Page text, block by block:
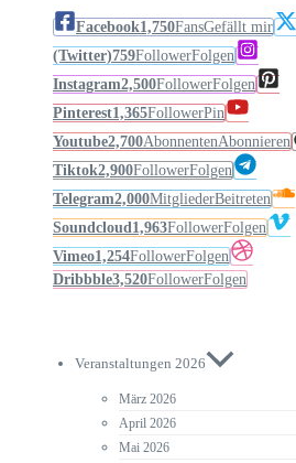
Facebook1,750FansGefällt mir
(Twitter)759FollowerFolgen
Instagram2,500FollowerFolgen
Pinterest1,365FollowerPin
Youtube2,700AbonnentenAbonnieren
Tiktok2,900FollowerFolgen
Telegram2,000MitgliederBeitreten
Soundcloud1,963FollowerFolgen
Vimeo1,254FollowerFolgen
Dribbble3,520FollowerFolgen
Veranstaltungen 2026
März 2026
April 2026
Mai 2026